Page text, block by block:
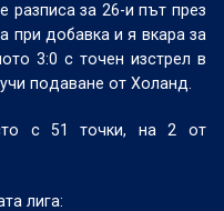
разписа за 26-и път през
при добавка и я вкара за
3:0 с точен изстрел в
подаване от Холанд.
с 51 точки, на 2 от
лига: